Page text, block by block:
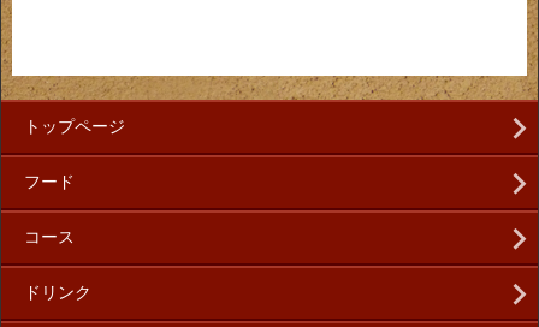
トップページ
フード
コース
ドリンク